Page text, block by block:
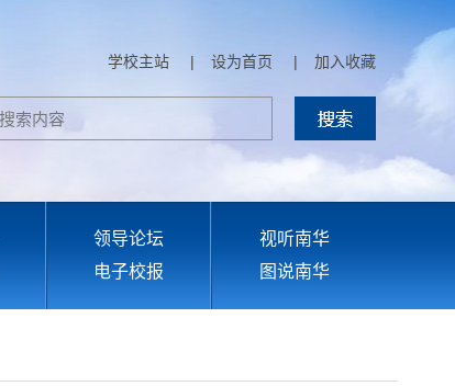
学校主站 | 设为首页 | 加入收藏
领导论坛
视听南华
电子校报 图说南华